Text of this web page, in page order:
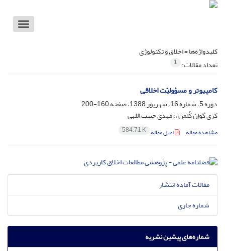
Toggle
کلیدواژه‌ها =اخلاق و تکنولوژی
تعداد مقالات: 1
کامپیوتر و مسؤولیّت اخلاقی
دوره 5، شماره 16، شهریور 1388، صفحه
160-200
کَری گواِن کُلمَن ،؛ مهدی حبیب اللهی
مشاهده مقاله اصل مقاله 584.71 K
مقالات آماده انتشار
شماره جاری
شماره‌های پیشین نشریه